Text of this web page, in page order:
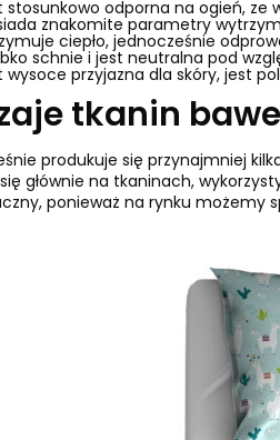
stosunkowo odporna na ogień, ze
znakomite parametry
ciepło, jednocześnie
schnie i jest neutralna pod
wysoce przyjazna dla skóry, jest
tkanin
produkuje się przynajmniej
głównie na tkaninach,
ponieważ na rynku możemy